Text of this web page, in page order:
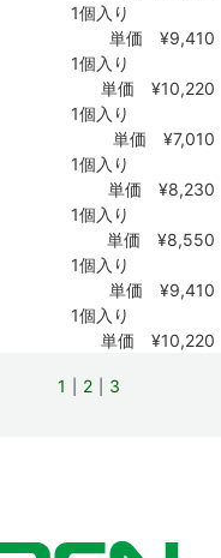
1個入り
単価 ¥9,410
1個入り
単価 ¥10,220
1個入り
単価 ¥7,010
1個入り
単価 ¥8,230
1個入り
単価 ¥8,550
1個入り
単価 ¥9,410
1個入り
単価 ¥10,220
1 2 3